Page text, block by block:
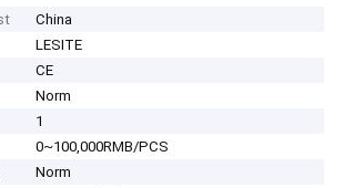
China
LESITE
CE
Norm
1
0~100,000RMB/PCS
Norm